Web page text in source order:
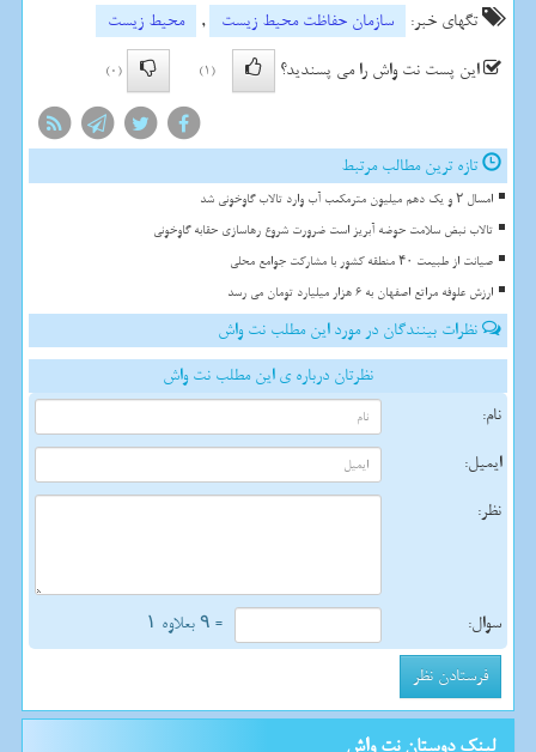
تگهای خبر:
سازمان حفاظت محیط زیست ,
محیط زیست
این پست نت واش را می پسندید؟
(1)
(0)
تازه ترین مطالب مرتبط
امسال ۲ و یک دهم میلیون مترمکعب آب وارد تالاب گاوخونی شد
تالاب نبض سلامت حوضه آبریز است ضرورت شروع رهاسازی حقابه گاوخونی
صیانت از طبیعت ۴۰ منطقه کشور با مشارکت جوامع محلی
ارزش علوفه مراتع اصفهان به 6 هزار میلیارد تومان می رسد
نظرات بینندگان در مورد این مطلب نت واش
نظرتان درباره ی این مطلب نت واش
نام:
ایمیل:
نظر:
سوال: = ۹ بعلاوه ۱